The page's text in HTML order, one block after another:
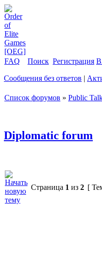
FAQ Поиск Регистрация
Сообщения без ответов |
Список форумов » Public
Diplomatic forum
Страница 1 из 2 [